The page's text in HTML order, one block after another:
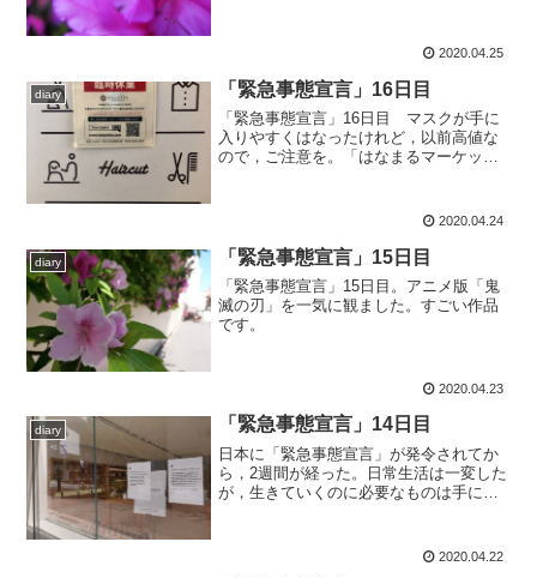
2020.04.25
diary 「緊急事態宣言」16日目
「緊急事態宣言」16日目 マスクが手に
入りやすくはなったけれど，以前高値な
ので，ご注意を。「はなまるマーケッ
2020.04.24
diary 「緊急事態宣言」15日目
「緊急事態宣言」15日目。アニメ版「鬼
滅の刃」を一気に観ました。すごい作品
です。
2020.04.23
diary 「緊急事態宣言」14日目
日本に「緊急事態宣言」が発令されてか
ら，2週間が経った。日常生活は一変した
が，生きていくのに必要なものは手に入
時刻表通りにうごいていてありがたい。
2020.04.22